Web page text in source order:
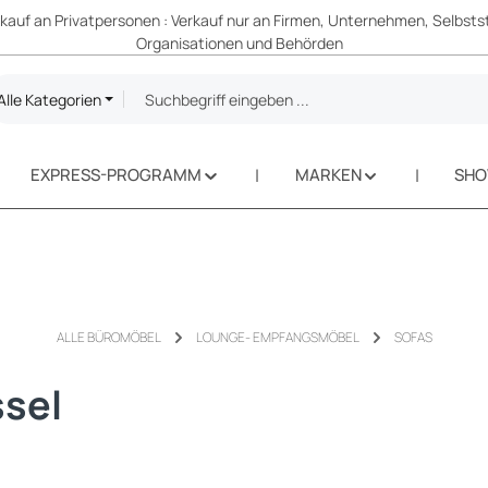
an Privatpersonen : Verkauf nur an Firmen, Unternehmen,
Organisationen und Behörden
Kategorien
EXPRESS-PROGRAMM MARKEN
ALLE BÜROMÖBEL LOUNGE- EMPFANGSMÖBEL SOFAS